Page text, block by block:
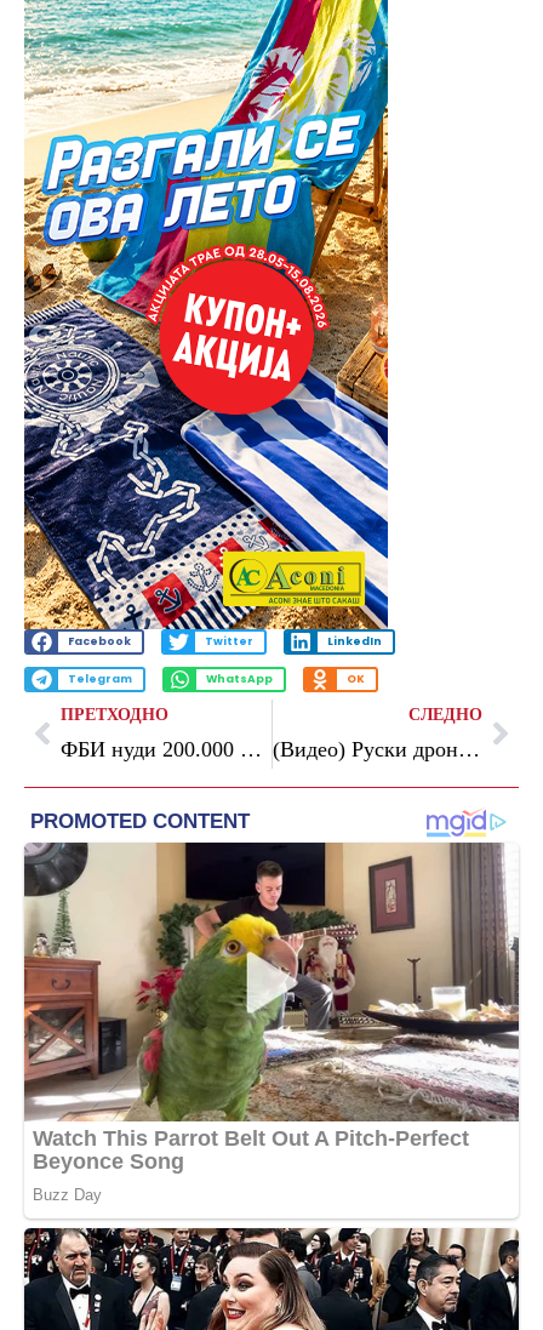
Facebook Twitter LinkedIn
Telegram WhatsApp OK
ПРЕТХОДНО
ФБИ нуди 200.000 долари за поранешна агентка: Ја обвинуваат дека му открила тајна програма на Иран
СЛЕДНО
(Видео) Руски дрон се заби во хуманитарно возило на ОН, снимката стана вирална